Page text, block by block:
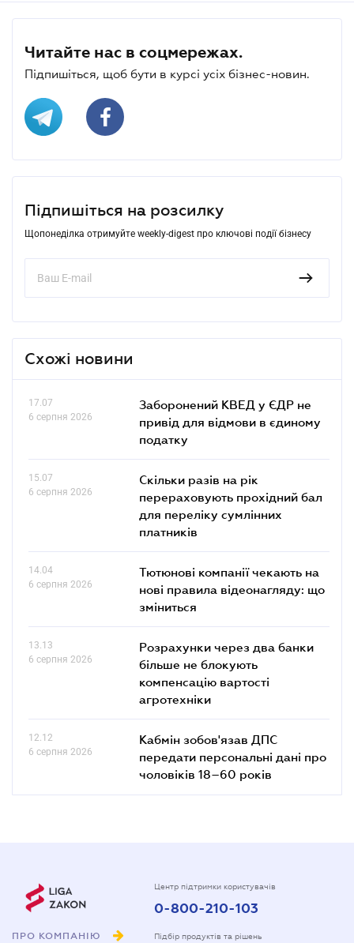
Читайте нас в соцмережах.
Підпишіться, щоб бути в курсі усіх бізнес-новин.
Підпишіться на розсилку
Щопонеділка отримуйте weekly-digest про ключові події бізнесу
Схожі новини
17.07
6 серпня 2026
Заборонений КВЕД у ЄДР не
привід для відмови в єдиному
податку
15.07
6 серпня 2026
Скільки разів на рік
перераховують прохідний бал
для переліку сумлінних
платників
14.04
6 серпня 2026
Тютюнові компанії чекають на
нові правила відеонагляду: що
зміниться
13.13
6 серпня 2026
Розрахунки через два банки
більше не блокують
компенсацію вартості
агротехніки
12.12
6 серпня 2026
Кабмін зобов'язав ДПС
передати персональні дані про
чоловіків 18–60 років
ПРО КОМПАНІЮ
Центр підтримки користувачів
0-800-210-103
Підбір продуктів та рішень